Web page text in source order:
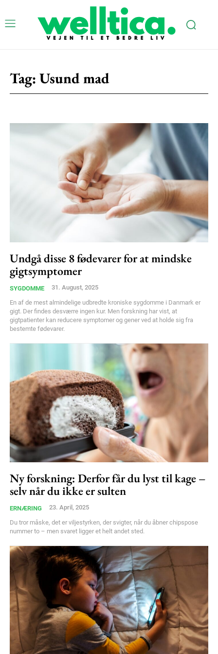
Subscription Plans
Tag: Usund mad
Undgå disse 8 fødevarer for at mindske
gigtsymptomer
SYGDOMME 31. August, 2025
En af de mest almindelige udbredte kroniske sygdomme i Danmark er
gigt. Der findes desværre ingen kur. Men forskning har vist, at
gigtpatienter kan reducere symptomer og gener ved at holde sig fra
bestemte fødevarer.
Ny forskning: Derfor får du lyst til kage –
selv når du ikke er sulten
ERNÆRING 23. April, 2025
Du tror måske, det er viljestyrken, der svigter, når du åbner chipspose
nummer to – men svaret ligger et helt andet sted.